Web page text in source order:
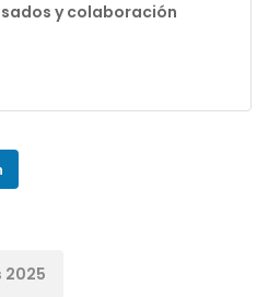
y colaboración
2025